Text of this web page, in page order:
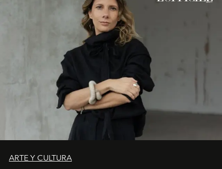
ARTE Y CULTURA